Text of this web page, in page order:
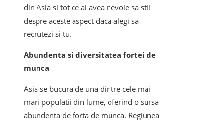
din Asia si tot ce ai avea nevoie sa stii
despre aceste aspect daca alegi sa
recrutezi si tu.
Abundenta si diversitatea fortei de
munca
Asia se bucura de una dintre cele mai
mari populatii din lume, oferind o sursa
abundenta de forta de munca. Regiunea